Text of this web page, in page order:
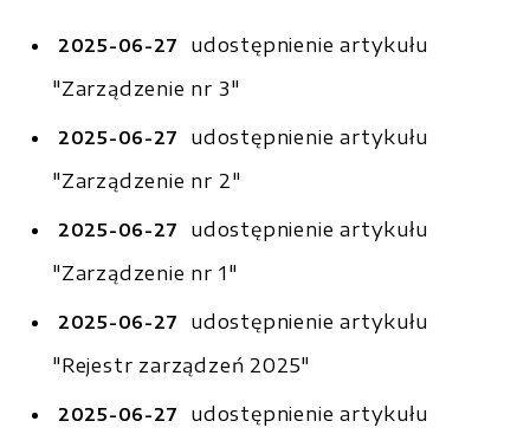
2025-06-27
udostępnienie artykułu
"Zarządzenie nr 3"
2025-06-27
udostępnienie artykułu
"Zarządzenie nr 2"
2025-06-27
udostępnienie artykułu
"Zarządzenie nr 1"
2025-06-27
udostępnienie artykułu
"Rejestr zarządzeń 2025"
2025-06-27
udostępnienie artykułu